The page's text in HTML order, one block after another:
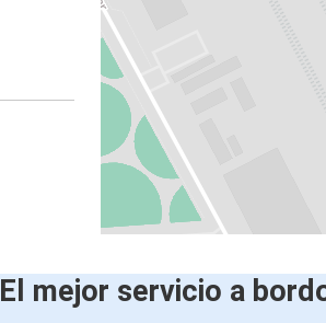
El mejor servicio a